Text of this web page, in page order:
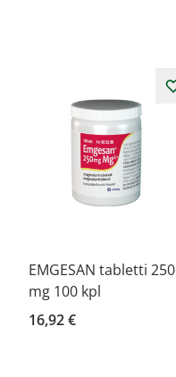
EMGESAN tabletti 250
mg 100 kpl
16,92 €